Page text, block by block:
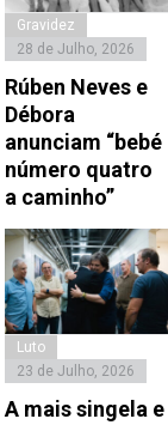
Gravidez
28 de Julho, 2026
Rúben Neves e
Débora
anunciam “bebé
número quatro
a caminho”
Luto
23 de Julho, 2026
A mais singela e